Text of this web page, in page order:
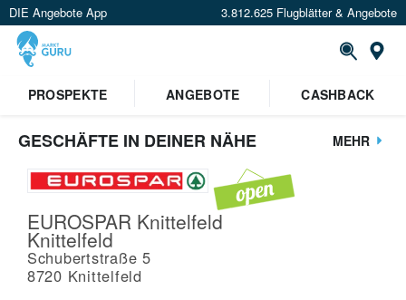
DIE Angebote App 3.812.625 Flugblätter & Angebote
PROSPEKTE
ANGEBOTE CASHBACK
GESCHÄFTE IN DEINER NÄHE MEHR
EUROSPAR Knittelfeld
Knittelfeld
Schubertstraße 5
8720 Knittelfeld